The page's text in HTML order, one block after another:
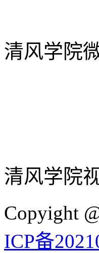
清风学院
清风学院
Copyight
ICP备